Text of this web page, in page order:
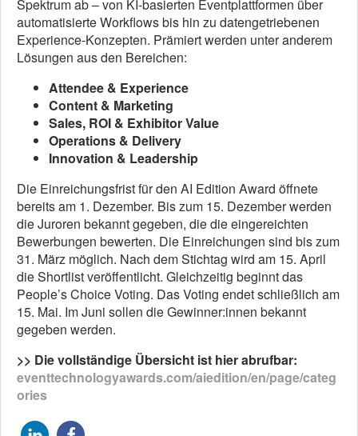
Spektrum ab – von KI-basierten Eventplattformen über
automatisierte Workflows bis hin zu datengetriebenen
Experience-Konzepten. Prämiert werden unter anderem
Lösungen aus den Bereichen:
Attendee & Experience
Content & Marketing
Sales, ROI & Exhibitor Value
Operations & Delivery
Innovation & Leadership
Die Einreichungsfrist für den AI Edition Award öffnete
bereits am 1. Dezember. Bis zum 15. Dezember werden
die Juroren bekannt gegeben, die die eingereichten
Bewerbungen bewerten. Die Einreichungen sind bis zum
31. März möglich. Nach dem Stichtag wird am 15. April
die Shortlist veröffentlicht. Gleichzeitig beginnt das
People’s Choice Voting. Das Voting endet schließlich am
15. Mai. Im Juni sollen die Gewinner:innen bekannt
gegeben werden.
>> Die vollständige Übersicht ist hier abrufbar:
eventtechnologyawards.com/aiedition/en/page/categ
ories